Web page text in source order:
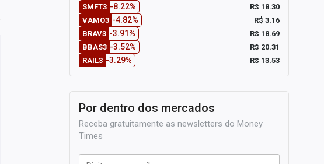
SMFT3 -8.22%
R$ 18.30
VAMO3 -4.82%
R$ 3.16
BRAV3 -3.91%
R$ 18.69
BBAS3 -3.52%
R$ 20.31
RAIL3 -3.29% R$ 13.53
Por dentro dos mercados
Receba gratuitamente as newsletters do Money
Times